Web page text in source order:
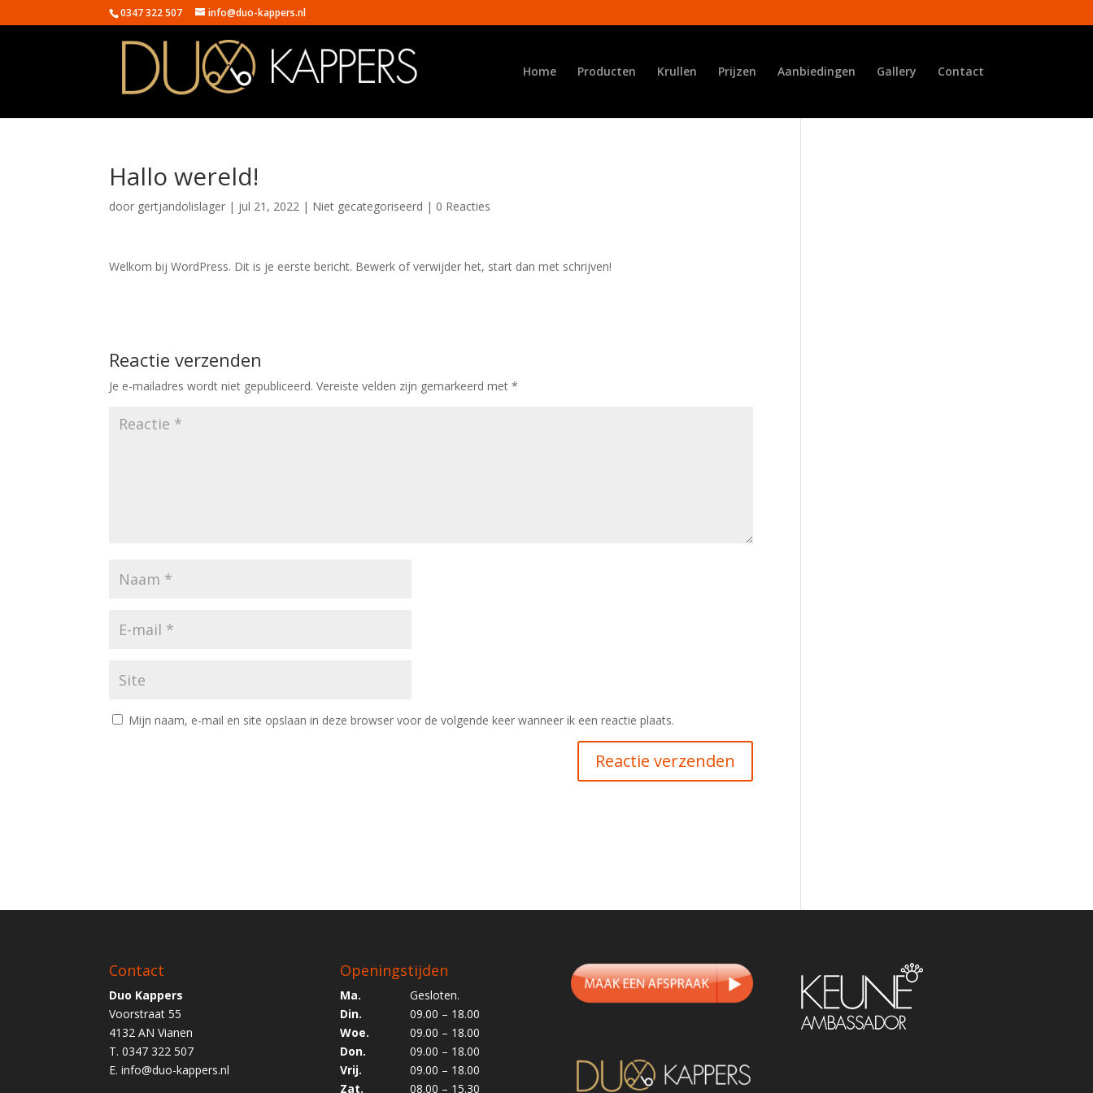
0347 322 507 info@duo-kappers.nl
Home Producten Krullen Prijzen Aanbiedingen Gallery Contact
Hallo wereld!
door gertjandolislager | jul 21, 2022 | Niet gecategoriseerd | 0 Reacties
Welkom bij WordPress. Dit is je eerste bericht. Bewerk of verwijder het, start dan met schrijven!
Reactie verzenden
Je e-mailadres wordt niet gepubliceerd. Vereiste velden zijn gemarkeerd met*
Mijn naam, e-mail en site opslaan in deze browser voor de volgende keer wanneer ik een reactie plaats.
Contact
Duo Kappers
Voorstraat 55
4132 AN Vianen
T. 0347 322 507
E.info@duo-kappers.nl
Openingstijden
Ma.
Gesloten.
Din.
09.00 – 18.00
Woe.
09.00 – 18.00
Don.
09.00 – 18.00
Vrij.
09.00 – 18.00
Zat.
08.00 – 15.30